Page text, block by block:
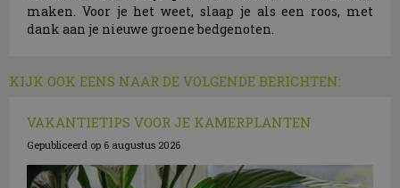
maken. Voor je het weet, slaap je als een roos, met
dank aan je nieuwe groene bedgenoten.
KIJK OOK EENS NAAR DE VOLGENDE BERICHTEN:
VAKANTIETIPS VOOR JE KAMERPLANTEN
Gepubliceerd op 6 augustus 2026